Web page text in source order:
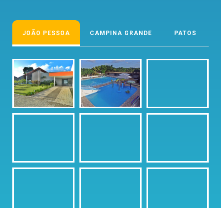
JOÃO PESSOA CAMPINA GRANDE PATOS